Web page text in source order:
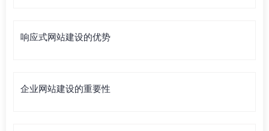
响应式网站建设的优势
企业网站建设的重要性